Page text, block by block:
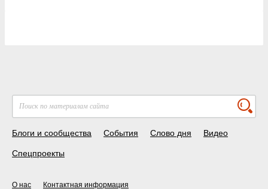
Блоги и сообщества События Слово дня Видео
Спецпроекты
О нас Контактная информация